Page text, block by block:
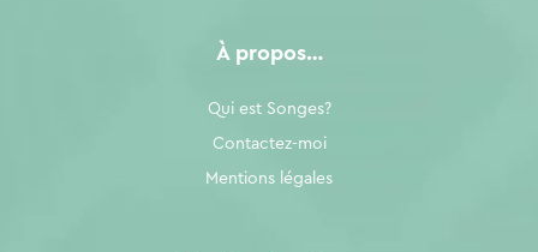
À propos…
Qui est Songes?
Contactez-moi
Mentions légales